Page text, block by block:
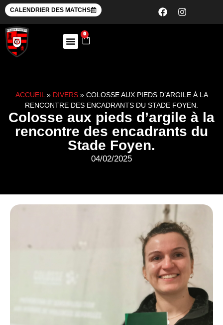
CALENDRIER DES MATCHS
0
ACCUEIL» DIVERS» COLOSSE AUX PIEDS D’ARGILE À LA
RENCONTRE DES ENCADRANTS DU STADE FOYEN.
Colosse aux pieds d’argile à la
rencontre des encadrants du
Stade Foyen.
04/02/2025